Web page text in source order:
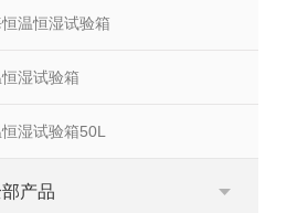
恒温恒湿试验箱
湿试验箱
湿试验箱50L
产品